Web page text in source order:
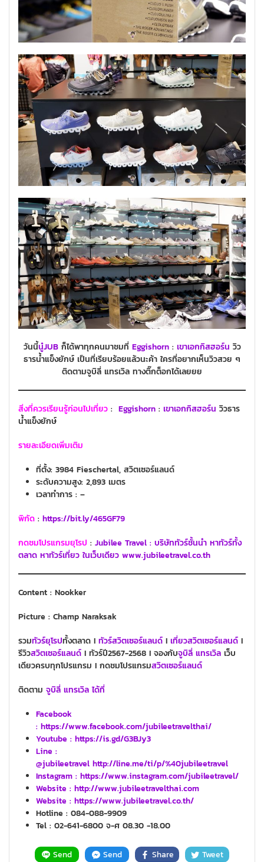
วันนี้นู๋JUBก็ได้พาทุกคนมาชมที่Eggishorn : เขาเอกกิสฮอร์น วิว
ธารน้ำแข็งยักษ์ เป็นที่เรียบร้อยแล้วนะค้า ใครที่อยากเห็นวิวสวย ๆ
ติดตามจูบิลี่ แทรเวิล ทางติ๊กต็อกได้เลยยย
สิ่งที่ควรเรียนรู้ก่อนไปเที่ยว : Eggishorn : เขาเอกกิสฮอร์น วิวธาร
น้ำแข็งยักษ์
รายละเอียดเพิ่มเติม
ที่ตั้ง: 3984 Fieschertal, สวิตเซอร์แลนด์
ระดับความสูง: 2,893 เมตร
เวลาทำการ : –
พิกัด : https://bit.ly/465GF79
กดชมโปรแกรมยุโรป : Jubilee Travel : บริษัททัวร์ชั้นนำ หาทัวร์ทั้ง
ตลาด หาทัวร์เที่ยว ในเว็บเดียว www.jubileetravel.co.th
Content : Nookker
Picture : Champ Naraksak
รวมทัวร์ยุโรปทั้งตลาด I ทัวร์สวิตเซอร์แลนด์ I เที่ยวสวิตเซอร์แลนด์ I
รีวิวสวิตเซอร์แลนด์ I ทัวร์ปี2567-2568 I จองกับจูบิลี่ แทรเวิล เว็บ
เดียวครบทุกโปรแกรม I กดชมโปรแกรมสวิตเซอร์แลนด์
ติดตาม จูบิลี่ แทรเวิล ได้ที่
Facebook
: https://www.facebook.com/jubileetravelthai/
Youtube : https://is.gd/G3BJy3
Line :
@jubileetravel http://line.me/ti/p/%40jubileetravel
Instagram : https://www.instagram.com/jubileetravel/
Website : http://www.jubileetravelthai.com
Website : https://www.jubileetravel.co.th/
Hotline : 084-088-9909
Tel : 02-641-6800 จ-ศ 08.30 -18.00
Send Send Share
Tweet